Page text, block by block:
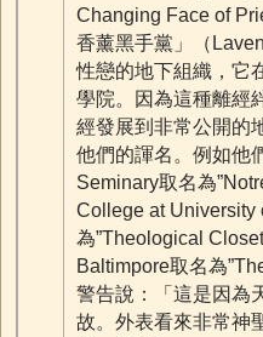
Changing Face of
香薰黑手黨」（
性戀的地下組織，它
學院。因為這種離經
經發展到非常公開的
他們的諢名。例如他
Seminary取名為
College at University
為”Theological
Baltimpore取名為
警告說：「這是因為
故。外表看來非常神